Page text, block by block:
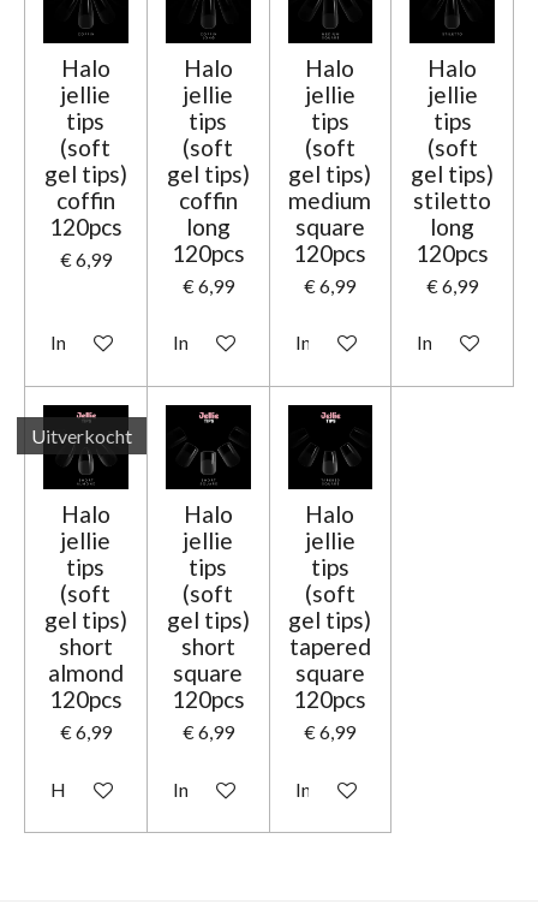
Halo
jellie
tips
(soft
gel tips)
coffin
120pcs
€ 6,99
In winkelwagen
Halo
jellie
tips
(soft
gel tips)
coffin
long
120pcs
€ 6,99
In winkelwagen
Halo
jellie
tips
(soft
gel tips)
medium
square
120pcs
€ 6,99
In winkelwagen
Halo
jellie
tips
(soft
gel tips)
stiletto
long
120pcs
€ 6,99
In
Uitverkocht
Halo
jellie
tips
(soft
gel tips)
short
almond
120pcs
€ 6,99
Houd mij op de hoogte
Halo
jellie
tips
(soft
gel tips)
short
square
120pcs
€ 6,99
In winkelwagen
Halo
jellie
tips
(soft
gel tips)
tapered
square
120pcs
€ 6,99
In winkelwagen